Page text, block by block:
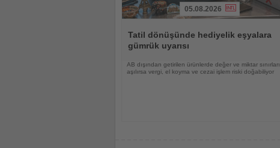
Oku
05.08.2026
Tatil dönüşünde hediyelik eşyalara
gümrük uyarısı
AB dışından getirilen ürünlerde değer ve miktar sınırları
aşılırsa vergi, el koyma ve cezai işlem riski doğabiliyor